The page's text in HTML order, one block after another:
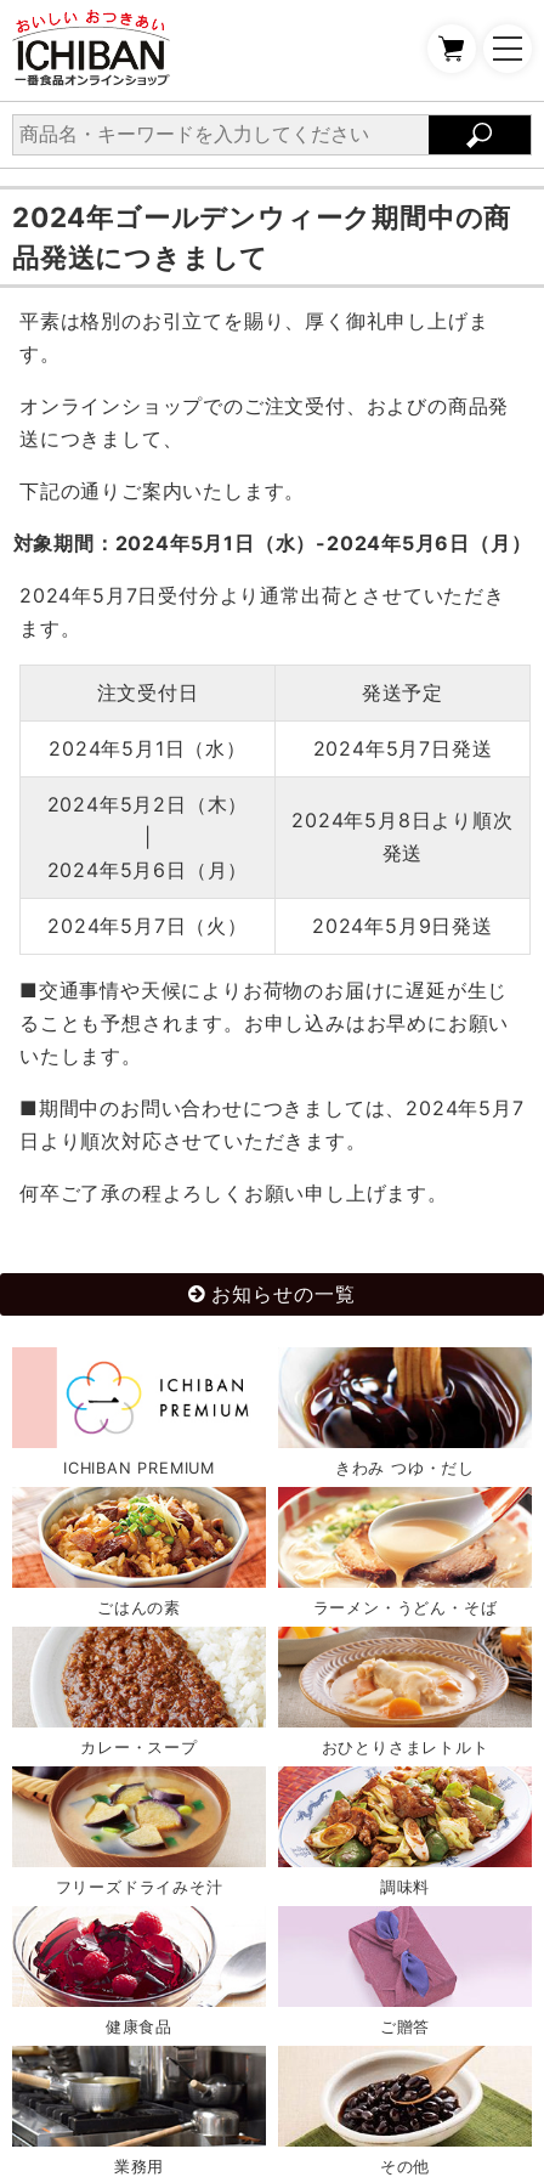
2024年ゴールデンウィーク期間中の商
品発送につきまして
平素は格別のお引立てを賜り、厚く御礼申し上げま
す。
オンラインショップでのご注文受付、およびの商品発
送につきまして、
下記の通りご案内いたします。
対象期間：2024年5月1日（水）-2024年5月6日（月）
2024年5月7日受付分より通常出荷とさせていただき
ます。
注文受付日 発送予定
2024年5月1日（水） 2024年5月7日発送
2024年5月2日（木）
2024年5月6日（月）
2024年5月8日より順次
発送
2024年5月7日（火） 2024年5月9日発送
■交通事情や天候によりお荷物のお届けに遅延が生じ
ることも予想されます。お申し込みはお早めにお願い
いたします。
■期間中のお問い合わせにつきましては、2024年5月7
日より順次対応させていただきます。
何卒ご了承の程よろしくお願い申し上げます。
お知らせの一覧
ICHIBAN PREMIUM きわみ つゆ・だし
ごはんの素 ラーメン・うどん・そば
カレー・スープ おひとりさまレトルト
フリーズドライみそ汁 調味料
健康食品 ご贈答
業務用 その他